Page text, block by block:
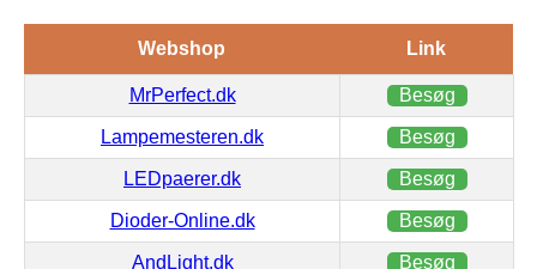
Webshop Link
MrPerfect.dk Besøg
Lampemesteren.dk Besøg
LEDpaerer.dk Besøg
Dioder-Online.dk Besøg
AndLight.dk Besøg